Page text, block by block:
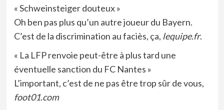
« Schweinsteiger douteux »
Oh ben pas plus qu’un autre joueur du Bayern.
C’est de la discrimination au faciès, ça, lequipe.fr.
« La LFP renvoie peut-être à plus tard une
éventuelle sanction du FC Nantes »
L’important, c’est de ne pas être trop sûr de vous,
foot01.com